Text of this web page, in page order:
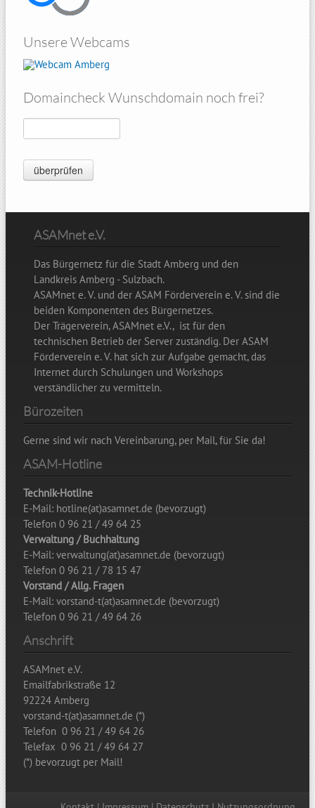
Unsere Webcams
Domaincheck Wunschdomain noch frei?
ASAMnet e.V.
Das Bürgernetz für die Stadt Amberg und den
Landkreis Amberg - Sulzbach.
ASAMnet e. V. und der ASAM Förderverein e. V. sind die
beiden Komponenten des Bürgernetzes.
Der Trägerverein, ASAMnet e.V., ist für den
technischen Betrieb der Server zuständig. Der ASAM
Förderverein e. V. hat sich zur Aufgabe gemacht, das
Internet durch Schulungen und Workshops
verständlicher zu vermitteln.
Bürozeiten
Gerne sind wir nach Vereinbarung, per Mail, für Sie da!
ASAM-Hotline
Technik-Hotline
E-Mail: hotline(at)asamnet.de (bevorzugt)
Telefon 0 96 21 / 49 64 25
Verwaltung / Buchhaltung
E-Mail: verwaltung(at)asamnet.de (bevorzugt)
Telefon 0 96 21 / 78 15 47
Vorstand / Allg. Fragen
E-Mail: vorstand-t(at)asamnet.de (bevorzugt)
Telefon 0 96 21 / 49 64 26
Anschrift
ASAMnet e.V.
Emailfabrikstraße 12
92224 Amberg
vorstand-t(at)asamnet.de (*)
Telefon 0 96 21 / 49 64 26
Telefax 0 96 21 / 49 64 27
(*) bevorzugt per Mail!